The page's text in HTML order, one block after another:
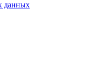
данных